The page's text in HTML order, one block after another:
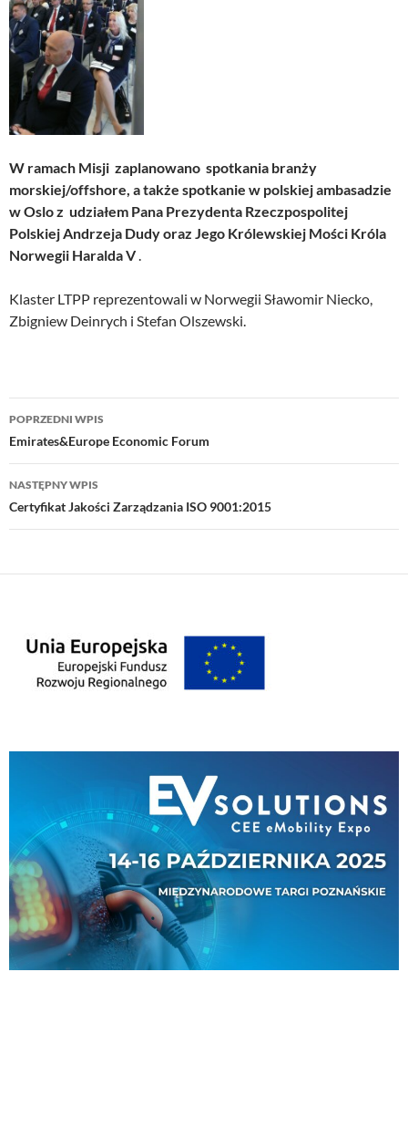
W ramach Misji zaplanowano spotkania branży
morskiej/offshore, a także spotkanie w polskiej ambasadzie
w Oslo z udziałem Pana Prezydenta Rzeczpospolitej
Polskiej Andrzeja Dudy oraz Jego Królewskiej Mości Króla
Norwegii Haralda V.
Klaster LTPP reprezentowali w Norwegii Sławomir Niecko,
Zbigniew Deinrych i Stefan Olszewski.
Nawigacja
wpisu
POPRZEDNI WPIS
Emirates&Europe Economic Forum
NASTĘPNY WPIS
Certyfikat Jakości Zarządzania ISO 9001:2015